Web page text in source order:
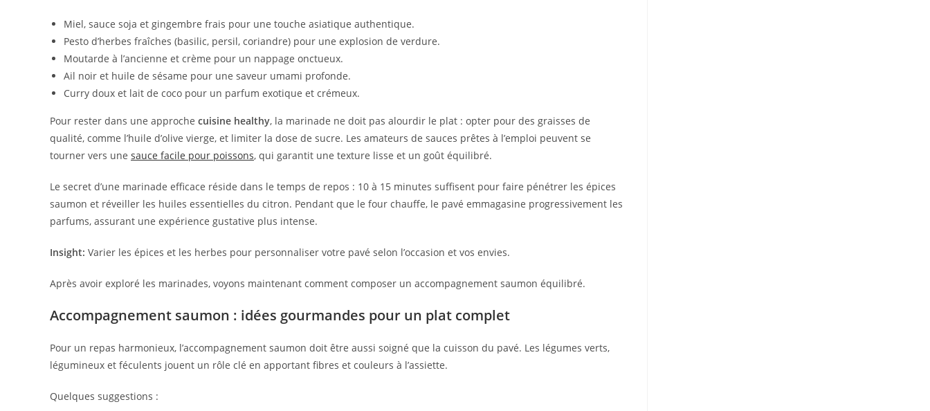
Miel, sauce soja et gingembre frais pour une touche asiatique authentique.
Pesto d’herbes fraîches (basilic, persil, coriandre) pour une explosion de verdure.
Moutarde à l’ancienne et crème pour un nappage onctueux.
Ail noir et huile de sésame pour une saveur umami profonde.
Curry doux et lait de coco pour un parfum exotique et crémeux.
Pour rester dans une approche cuisine healthy, la marinade ne doit pas alourdir le plat : opter pour des graisses de
qualité, comme l’huile d’olive vierge, et limiter la dose de sucre. Les amateurs de sauces prêtes à l’emploi peuvent se
tourner vers une sauce facile pour poissons, qui garantit une texture lisse et un goût équilibré.
Le secret d’une marinade efficace réside dans le temps de repos : 10 à 15 minutes suffisent pour faire pénétrer les épices
saumon et réveiller les huiles essentielles du citron. Pendant que le four chauffe, le pavé emmagasine progressivement les
parfums, assurant une expérience gustative plus intense.
Insight: Varier les épices et les herbes pour personnaliser votre pavé selon l’occasion et vos envies.
Après avoir exploré les marinades, voyons maintenant comment composer un accompagnement saumon équilibré.
Accompagnement saumon : idées gourmandes pour un plat complet
Pour un repas harmonieux, l’accompagnement saumon doit être aussi soigné que la cuisson du pavé. Les légumes verts,
légumineux et féculents jouent un rôle clé en apportant fibres et couleurs à l’assiette.
Quelques suggestions :